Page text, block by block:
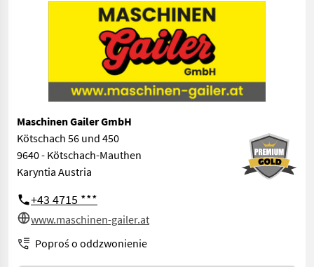
Maschinen Gailer GmbH
Kötschach 56 und 450
9640 - Kötschach-Mauthen
Karyntia Austria
+43 4715 ***
www.maschinen-gailer.at
Poproś o oddzwonienie